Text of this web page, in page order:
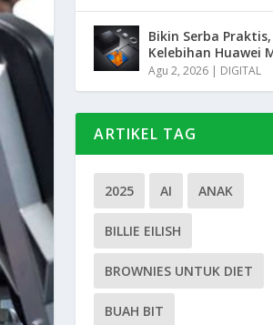
Bikin Serba
Kelebihan Huawei
Agu 2, 2026 | DIGITAL
ARTIKEL TAG
2025 AI ANAK
BILLIE EILISH
BROWNIES UNTUK DIET
BUAH BIT